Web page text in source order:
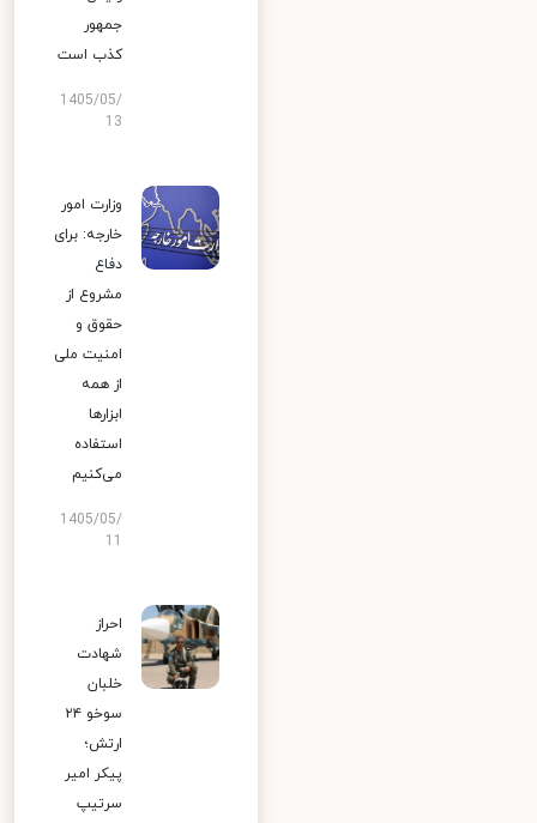
جمهور
کذب است
1405/05/
13
وزارت امور
خارجه: برای
دفاع
مشروع از
حقوق و
امنیت ملی
از همه
ابزارها
استفاده
می‌کنیم
1405/05/
احراز
شهادت
خلبان
سوخو ۲۴
ارتش؛
پیکر امیر
سرتیپ